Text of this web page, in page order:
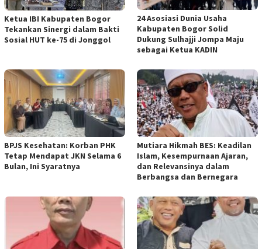
Ketua IBI Kabupaten Bogor
Tekankan Sinergi dalam Bakti
Sosial HUT ke-75 di Jonggol
24 Asosiasi Dunia Usaha
Kabupaten Bogor Solid
Dukung Sulhajji Jompa Maju
sebagai Ketua KADIN
BPJS Kesehatan: Korban PHK
Tetap Mendapat JKN Selama 6
Bulan, Ini Syaratnya
Mutiara Hikmah BES: Keadilan
Islam, Kesempurnaan Ajaran,
dan Relevansinya dalam
Berbangsa dan Bernegara